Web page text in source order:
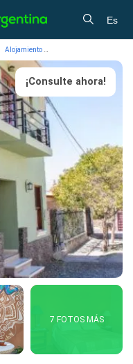
Es
Alojamiento
¡Consulte ahora!
7 FOTOS MÁS